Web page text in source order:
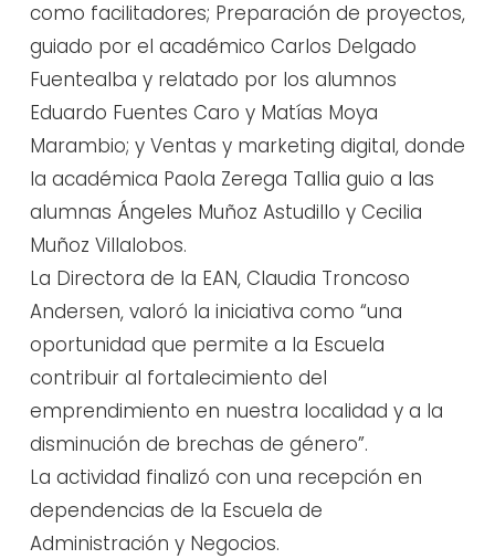
como facilitadores; Preparación de proyectos,
guiado por el académico Carlos Delgado
Fuentealba y relatado por los alumnos
Eduardo Fuentes Caro y Matías Moya
Marambio; y Ventas y marketing digital, donde
la académica Paola Zerega Tallia guio a las
alumnas Ángeles Muñoz Astudillo y Cecilia
Muñoz Villalobos.
La Directora de la EAN, Claudia Troncoso
Andersen, valoró la iniciativa como “una
oportunidad que permite a la Escuela
contribuir al fortalecimiento del
emprendimiento en nuestra localidad y a la
disminución de brechas de género”.
La actividad finalizó con una recepción en
dependencias de la Escuela de
Administración y Negocios.